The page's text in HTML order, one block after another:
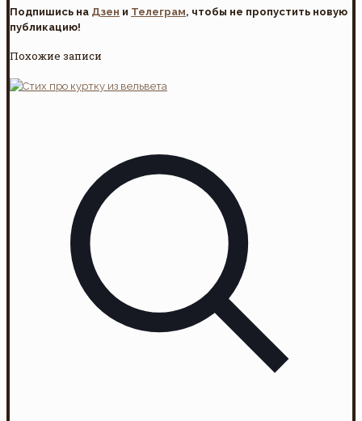
Подпишись на Дзен и Телеграм, чтобы не пропустить новую
публикацию!
Похожие записи